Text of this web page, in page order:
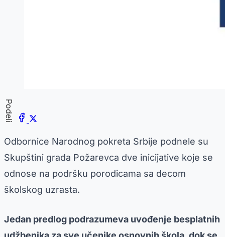
Podeli
Odbornice Narodnog pokreta Srbije podnele su
Skupštini grada Požarevca dve inicijative koje se
odnose na podršku porodicama sa decom
školskog uzrasta.
Jedan predlog podrazumeva uvođenje besplatnih